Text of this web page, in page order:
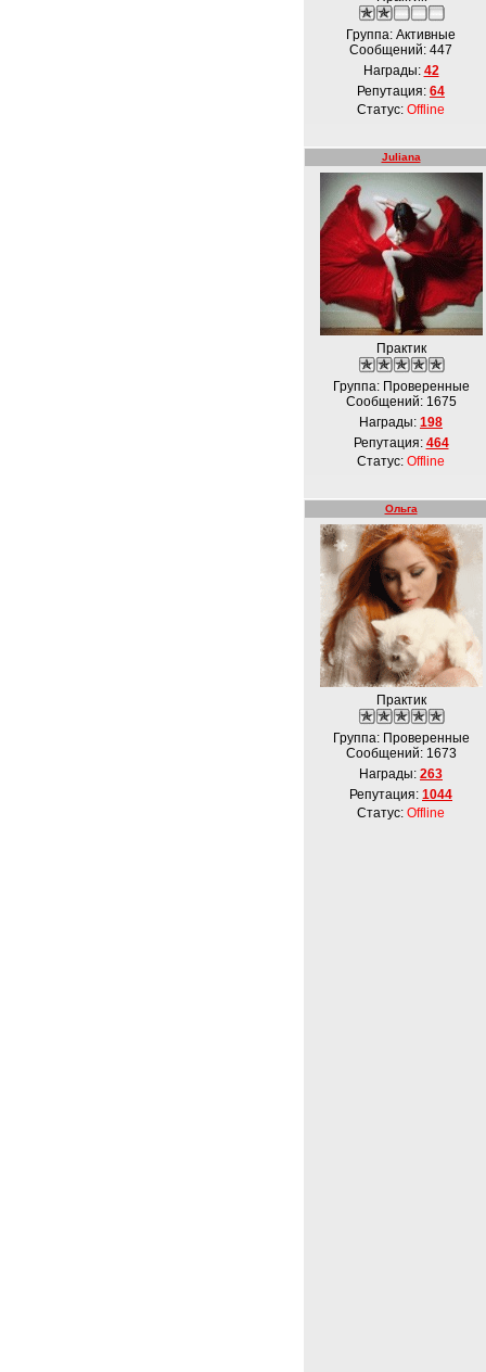
Группа: Активные
Сообщений: 447
Награды: 42
Репутация: 64
Статус: Offline
Juliana
Практик
Группа: Проверенные
Сообщений: 1675
Награды: 198
Репутация: 464
Статус: Offline
Ольга
Практик
Группа: Проверенные
Сообщений: 1673
Награды: 263
Репутация: 1044
Статус: Offline